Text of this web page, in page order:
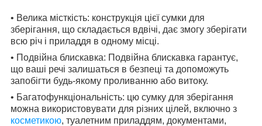
• Велика місткість: конструкція цієї сумки для
зберігання, що складається вдвічі, дає змогу зберігати
всю річ і приладдя в одному місці.
• Подвійна блискавка: Подвійна блискавка гарантує,
що ваші речі залишаться в безпеці та допоможуть
запобігти будь-якому проливанню або витоку.
• Багатофункціональність: цю сумку для зберігання
можна використовувати для різних цілей, включно з
косметикою, туалетним приладдям, документами,